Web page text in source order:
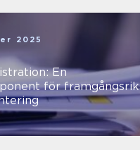
2025
En
för framgångsrik